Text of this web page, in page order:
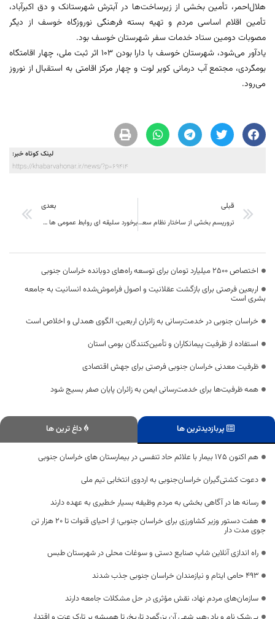
هلال‌احمر، تأمین بخشی از زیرساخت‌ها در آبترش شهرستانک و دق اکبرآباد،
تأمین اقلام اساسی مردم و تهیه بسته فرهنگی نوروزگاه خوسف از دیگر
مصوبات دومین ستاد خدمات سفر شهرستان خوسف بود.
یادآور می‌شود، شهرستان خوسف با دارا بودن 103 اثر ثبت ملی، چهار اقامتگاه
بومگردی، مجتمع آب درمانی کویر لوت و چهار مرکز اقامتی به استقبال از نوروز
می‌رود.
لینک کوتاه خبر:
https://khabarvahonar.ir/news/?p=69414
قبلی
تروریسم بخشی از ساختار نظام سعودی است
بعدی
برخورد سلیقه ای روابط عمومی ها با رسانه های جمعی
اختصاص 2500 میلیارد تومان برای توسعه راه‌های دوبانده خراسان جنوبی
اربعین فرصتی برای بازگشت عقلانیت و اصول فراموش‌شده انسانیت به جامعه
بشری است
خراسان جنوبی در خدمت‌رسانی به زائران اربعین، الگوی همدلی و اخلاص است
استفاده از ظرفیت پیمانکاران و تأمین‌کنندگان بومی استان
ظرفیت معدنی خراسان جنوبی فرصتی برای جهش اقتصادی
همه ظرفیت‌ها برای خدمت‌رسانی ایمن به زائران پایان صفر بسیج شود
پربازدیدترین ها داغ ترین ها
هم اکنون 175 بیمار با علائم حاد تنفسی در بیمارستان های خراسان جنوبی
دعوت کشتی‌گیران خراسان‌جنوبی به اردوی انتخابی تیم ملی
رسانه ها در آگاهی بخشی به مردم وظیفه بسیار خطیری به عهده دارند
هفت دستور وزیر کشاورزی برای خراسان جنوبی؛ از احیای قنوات تا ۲۰ هزار تن
جوی مدت دار
راه اندازی آنلاین شاپ صنایع دستی و سوغات محلی در شهرستان طبس
493 حامی ایتام و نیازمندان خراسان جنوبی جذب شدند
سازمان‌های مردم نهاد، نقش مؤثری در حل مشکلات جامعه دارند